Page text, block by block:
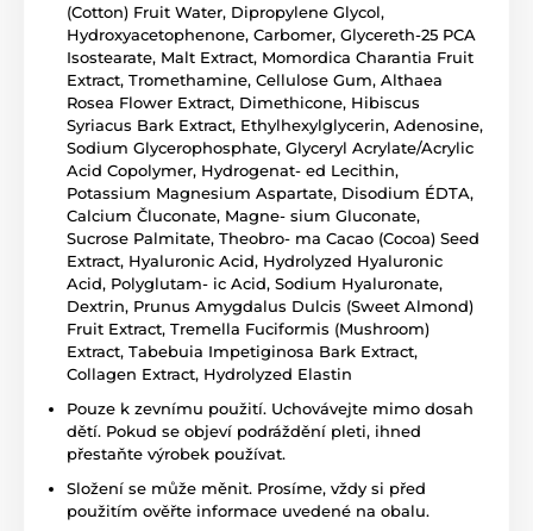
(Cotton) Fruit Water, Dipropylene Glycol,
Hydroxyacetophenone, Carbomer, Glycereth-25 PCA
Isostearate, Malt Extract, Momordica Charantia Fruit
Extract, Tromethamine, Cellulose Gum, Althaea
Rosea Flower Extract, Dimethicone, Hibiscus
Syriacus Bark Extract, Ethylhexylglycerin, Adenosine,
Sodium Glycerophosphate, Glyceryl Acrylate/Acrylic
Acid Copolymer, Hydrogenat- ed Lecithin,
Potassium Magnesium Aspartate, Disodium ÉDTA,
Calcium Čluconate, Magne- sium Gluconate,
Sucrose Palmitate, Theobro- ma Cacao (Cocoa) Seed
Extract, Hyaluronic Acid, Hydrolyzed Hyaluronic
Acid, Polyglutam- ic Acid, Sodium Hyaluronate,
Dextrin, Prunus Amygdalus Dulcis (Sweet Almond)
Fruit Extract, Tremella Fuciformis (Mushroom)
Extract, Tabebuia Impetiginosa Bark Extract,
Collagen Extract, Hydrolyzed Elastin
Pouze k zevnímu použití. Uchovávejte mimo dosah
dětí. Pokud se objeví podráždění pleti, ihned
přestaňte výrobek používat.
Složení se může měnit. Prosíme, vždy si před
použitím ověřte informace uvedené na obalu.